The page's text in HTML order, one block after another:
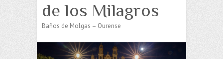
de los Milagros
Baños de Molgas – Ourense